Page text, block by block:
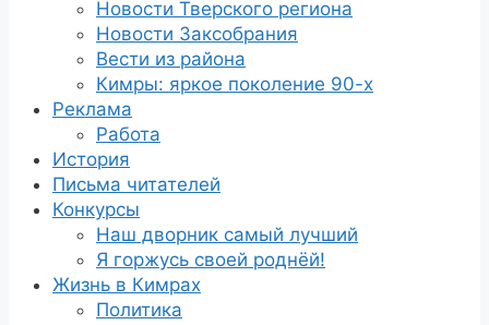
Новости Тверского региона
Новости Заксобрания
Вести из района
Кимры: яркое поколение 90-х
Реклама
Работа
История
Письма читателей
Конкурсы
Наш дворник самый лучший
Я горжусь своей роднёй!
Жизнь в Кимрах
Политика